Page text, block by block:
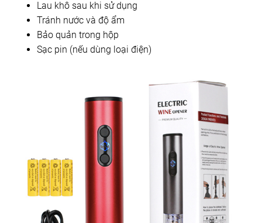
Lau khô sau khi sử dụng
Tránh nước và độ ẩm
Bảo quản trong hộp
Sạc pin (nếu dùng loại điện)